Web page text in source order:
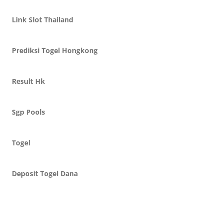
Link Slot Thailand
Prediksi Togel Hongkong
Result Hk
Sgp Pools
Togel
Deposit Togel Dana